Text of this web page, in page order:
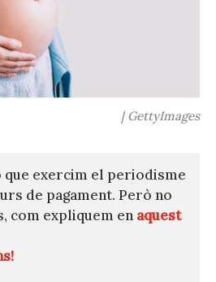
| GettyImages
que exercim el periodisme
de pagament. Però no
com expliquem en aquest